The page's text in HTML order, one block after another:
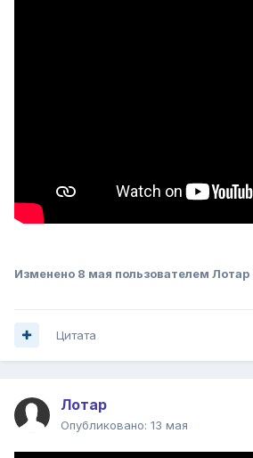
Изменено 8 мая пользователем Лотар
Цитата
Лотар
Опубликовано: 13 мая